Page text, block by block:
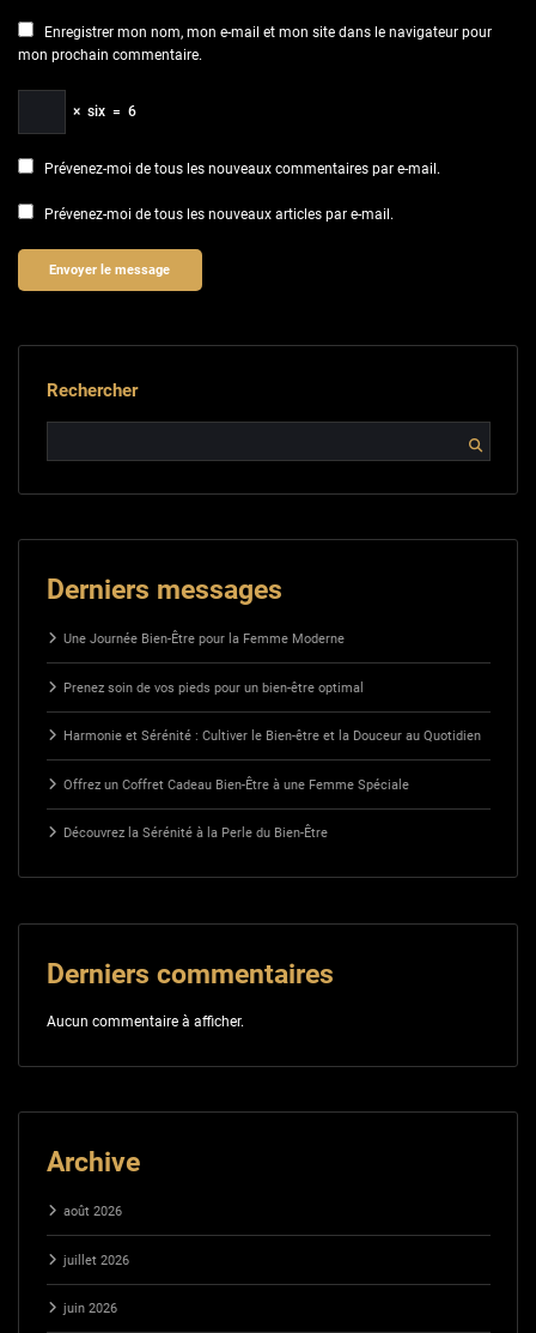
Enregistrer mon nom, mon e-mail et mon site dans le navigateur pour
mon prochain commentaire.
× six = 6
Prévenez-moi de tous les nouveaux commentaires par e-mail.
Prévenez-moi de tous les nouveaux articles par e-mail.
Rechercher
Derniers messages
Une Journée Bien-Être pour la Femme Moderne
Prenez soin de vos pieds pour un bien-être optimal
Harmonie et Sérénité : Cultiver le Bien-être et la Douceur au Quotidien
Offrez un Coffret Cadeau Bien-Être à une Femme Spéciale
Découvrez la Sérénité à la Perle du Bien-Être
Derniers commentaires
Aucun commentaire à afficher.
Archive
août 2026
juillet 2026
juin 2026